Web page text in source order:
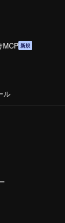
MCP 新規
ル